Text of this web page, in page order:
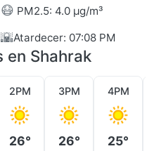
😷 PM2.5: 4.0 µg/m³
🌇Atardecer: 07:08 PM
en Shahrak
2PM
26°
3PM
26°
4PM
25°